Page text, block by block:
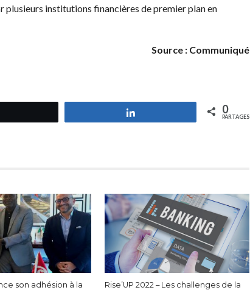
institutions financières de premier plan en
Source : Communiqué
0
PARTAGES
son adhésion à la
Rise’UP 2022 – Les challenges de la